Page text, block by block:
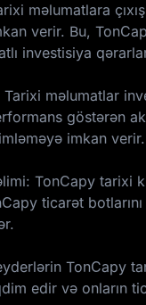
məlumatlara
verir. Bu,
investisiya
məlumatlar
göstərən
imkan verir.
TonCapy tarixi
ticarət
TonCapy
edir və onların